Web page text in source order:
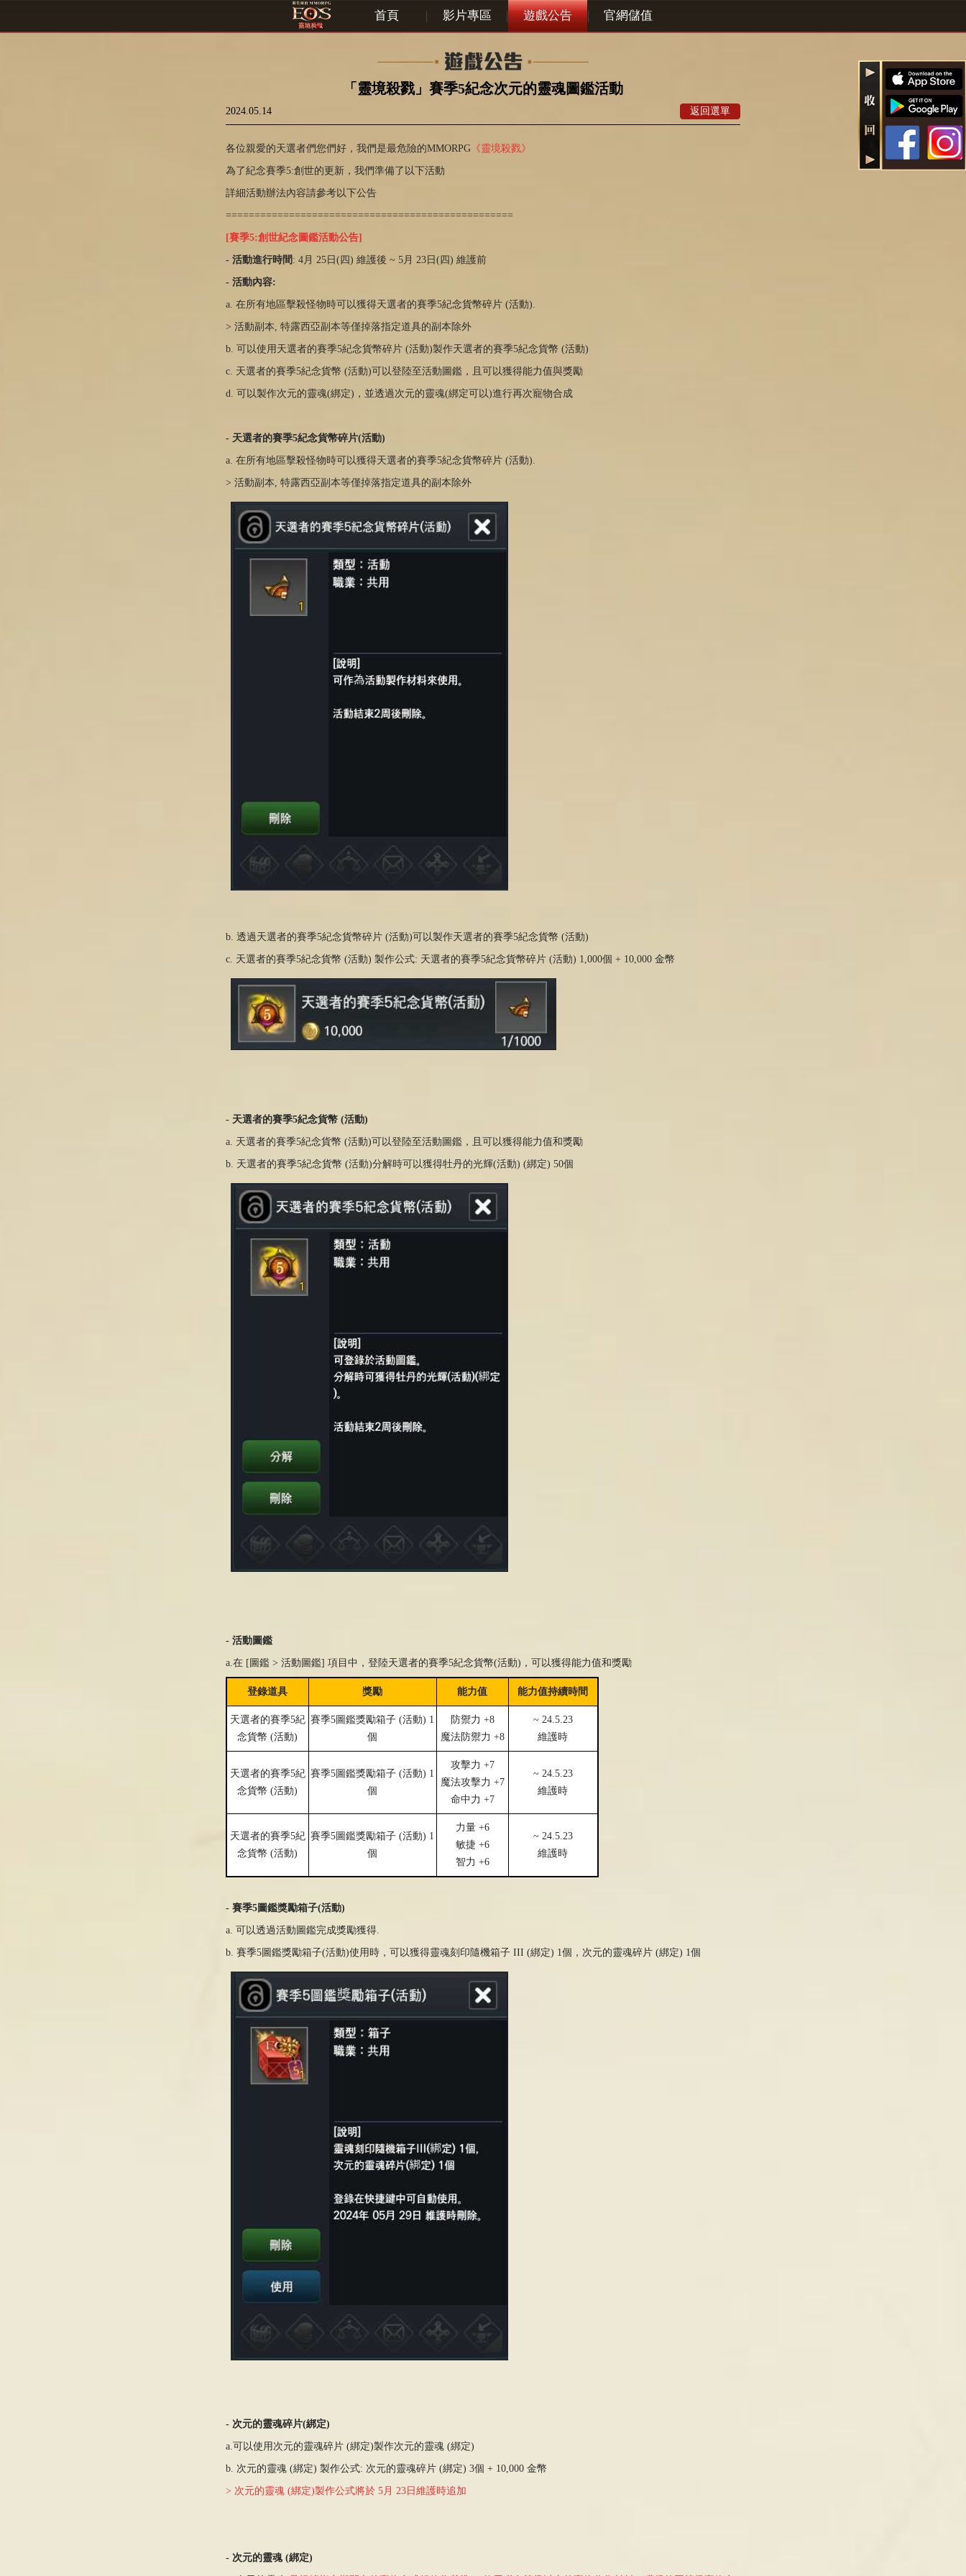
首頁 | 影片專區 | 遊戲公告 | 官網儲值
「靈境殺戮」賽季5紀念次元的靈魂圖鑑活動
2024.05.14 返回選單
各位親愛的天選者們您們好，我們是最危險的MMORPG《靈境殺戮》
為了紀念賽季5:創世的更新，我們準備了以下活動
詳細活動辦法內容請參考以下公告
==================================================
[賽季5:創世紀念圖鑑活動公告]
- 活動進行時間 : 4月 25日(四) 維護後 ~ 5月 23日(四) 維護前
- 活動內容:
a. 在所有地區擊殺怪物時可以獲得天選者的賽季5紀念貨幣碎片 (活動).
> 活動副本, 特露西亞副本等僅掉落指定道具的副本除外
b. 可以使用天選者的賽季5紀念貨幣碎片 (活動)製作天選者的賽季5紀念貨幣 (活動)
c. 天選者的賽季5紀念貨幣 (活動)可以登陸至活動圖鑑，且可以獲得能力值與獎勵
d. 可以製作次元的靈魂(綁定)，並透過次元的靈魂(綁定可以)進行再次寵物合成
- 天選者的賽季5紀念貨幣碎片(活動)
a. 在所有地區擊殺怪物時可以獲得天選者的賽季5紀念貨幣碎片 (活動).
> 活動副本, 特露西亞副本等僅掉落指定道具的副本除外
b. 透過天選者的賽季5紀念貨幣碎片 (活動)可以製作天選者的賽季5紀念貨幣 (活動)
c. 天選者的賽季5紀念貨幣 (活動) 製作公式: 天選者的賽季5紀念貨幣碎片 (活動) 1,000個 + 10,000 金幣
- 天選者的賽季5紀念貨幣 (活動)
a. 天選者的賽季5紀念貨幣 (活動)可以登陸至活動圖鑑，且可以獲得能力值和獎勵
b. 天選者的賽季5紀念貨幣 (活動)分解時可以獲得牡丹的光輝(活動) (綁定) 50個
- 活動圖鑑
a.在 [圖鑑 > 活動圖鑑] 項目中，登陸天選者的賽季5紀念貨幣(活動)，可以獲得能力值和獎勵
登錄道具 獎勵 能力值 能力值持續時間
天選者的賽季5紀
念貨幣 (活動)
賽季5圖鑑獎勵箱子 (活動) 1
個
防禦力 +8
魔法防禦力 +8
~ 24.5.23
維護時
天選者的賽季5紀
念貨幣 (活動)
賽季5圖鑑獎勵箱子 (活動) 1
個
攻擊力 +7
魔法攻擊力 +7
命中力 +7
~ 24.5.23
維護時
天選者的賽季5紀
念貨幣 (活動)
賽季5圖鑑獎勵箱子 (活動) 1
個
力量 +6
敏捷 +6
智力 +6
~ 24.5.23
維護時
- 賽季5圖鑑獎勵箱子(活動)
a. 可以透過活動圖鑑完成獎勵獲得.
b. 賽季5圖鑑獎勵箱子(活動)使用時，可以獲得靈魂刻印隨機箱子 III (綁定) 1個，次元的靈魂碎片 (綁定) 1個
- 次元的靈魂碎片(綁定)
a.可以使用次元的靈魂碎片 (綁定)製作次元的靈魂 (綁定)
b. 次元的靈魂 (綁定) 製作公式: 次元的靈魂碎片 (綁定) 3個 + 10,000 金幣
> 次元的靈魂 (綁定)製作公式將於 5月 23日維護時追加
- 次元的靈魂 (綁定)